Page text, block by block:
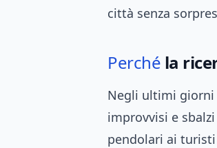
città senza
Perché la
Negli ultimi giorni
improvvisi e
pendolari ai